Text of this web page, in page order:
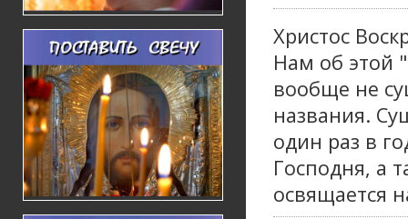
Христос
Нам об этой
вообще не
названия.
один раз в
Господня, а
освящается